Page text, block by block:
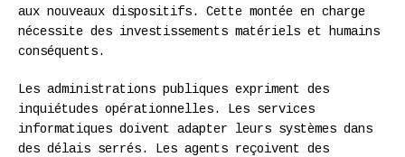
aux nouveaux dispositifs. Cette montée en charge
nécessite des investissements matériels et humains
conséquents.
Les administrations publiques expriment des
inquiétudes opérationnelles. Les services
informatiques doivent adapter leurs systèmes dans
des délais serrés. Les agents reçoivent des